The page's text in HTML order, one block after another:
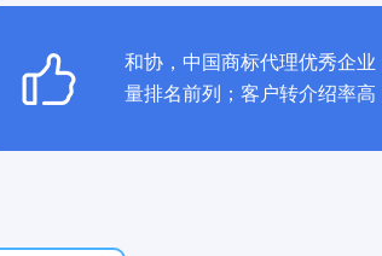
和协，中国商标代理优秀企
量排名前列；客户转介绍率高